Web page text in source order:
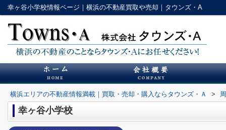
幸ヶ谷小学校情報ページ｜横浜の不動産買取や売却｜タウンズ・A
横浜エリアの不動産情報満載｜買取・売却・購入ならタウンズ・Ａ >
幸ヶ谷小学校